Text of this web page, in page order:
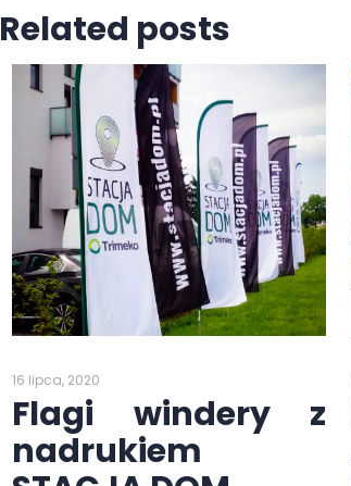
Related posts
16 lipca, 2020
Flagi windery z
nadrukiem